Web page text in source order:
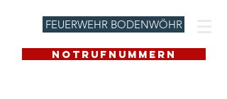
FEUERWEHR BODENWÖHR
NOTRUFNUMMERN